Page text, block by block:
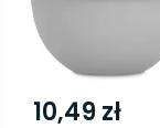
10,49 zł